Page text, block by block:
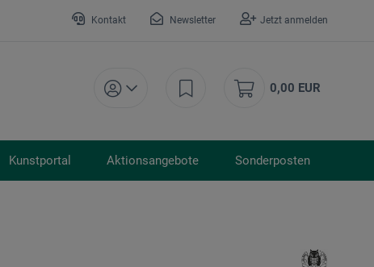
Kontakt Newsletter Jetzt anmelden
0,00 EUR
Kunstportal Aktionsangebote Sonderposten